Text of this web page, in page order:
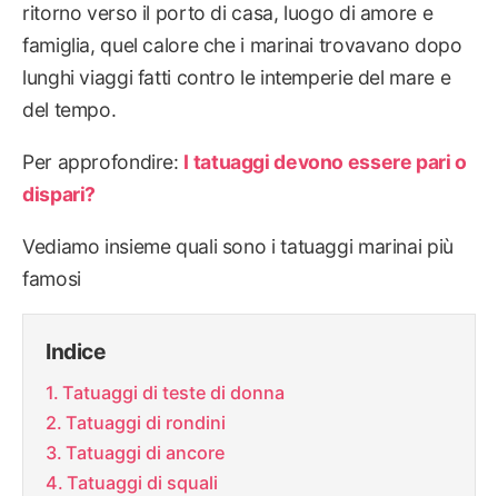
ritorno verso il porto di casa, luogo di amore e
famiglia, quel calore che i marinai trovavano dopo
lunghi viaggi fatti contro le intemperie del mare e
del tempo.
Per approfondire: I tatuaggi devono essere pari o
dispari?
Vediamo insieme quali sono i tatuaggi marinai più
famosi
Indice
Tatuaggi di teste di donna
Tatuaggi di rondini
Tatuaggi di ancore
Tatuaggi di squali